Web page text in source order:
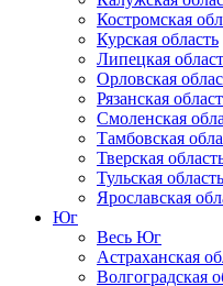
Костромская
Курская область
Липецкая
Орловская
Рязанская
Смоленская
Тамбовская
Тверская
Тульская область
Ярославская
Юг
Весь Юг
Астраханская
Волгоградская